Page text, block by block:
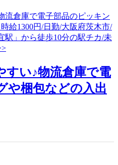
すい♪物流倉庫で電
や梱包などの入出